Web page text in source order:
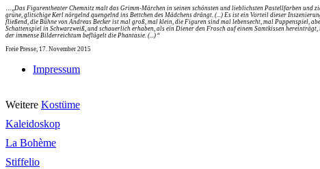
…„Das Figurentheater Chemnitz malt das Grimm-Märchen in seinen schönsten und lieblichsten Pastellfarben und
grüne, glitschige Kerl nörgelnd quengelnd ins Bettchen des Mädchens drängt. (...) Es ist ein Vorteil dieser
fließend, die Bühne von Andreas Becker ist mal groß, mal klein, die Figuren sind mal lebensecht, mal Puppenspiel,
Schattenspiel in Schwarzweiß, und schauerlich erhaben, als ein Diener den Frosch auf einem Samtkissen
der immense Bilderreichtum beflügelt die Phantasie. (...) “
Freie Presse, 17. November 2015
Impressum
Weitere Kostüme
Kaleidoskop
La Bohème
Stiffelio